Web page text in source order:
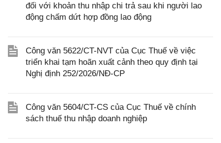
đối với khoản thu nhập chi trả sau khi người lao
động chấm dứt hợp đồng lao động
Công văn 5622/CT-NVT của Cục Thuế về việc
triển khai tạm hoãn xuất cảnh theo quy định tại
Nghị định 252/2026/NĐ-CP
Công văn 5604/CT-CS của Cục Thuế về chính
sách thuế thu nhập doanh nghiệp